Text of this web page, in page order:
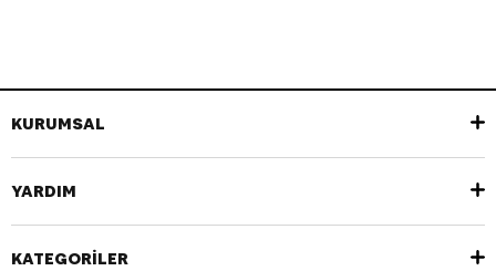
KURUMSAL
YARDIM
KATEGORİLER